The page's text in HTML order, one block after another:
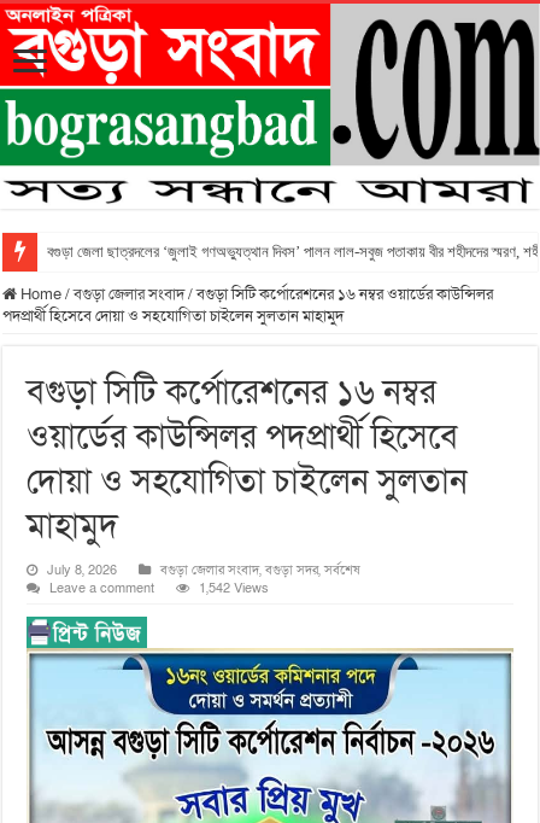
বগুড়া জেলা ছাত্রদলের ‘জুলাই গণঅভ্যুত্থান দিবস’ পালন লাল-সবুজ পতাকায় বীর শহীদদের স্মরণ, শহীদ
Home/বগুড়া জেলার সংবাদ/বগুড়া সিটি কর্পোরেশনের ১৬ নম্বর ওয়ার্ডের কাউন্সিলর
পদপ্রার্থী হিসেবে দোয়া ও সহযোগিতা চাইলেন সুলতান মাহামুদ
বগুড়া সিটি কর্পোরেশনের ১৬ নম্বর
ওয়ার্ডের কাউন্সিলর পদপ্রার্থী হিসেবে
দোয়া ও সহযোগিতা চাইলেন সুলতান
মাহামুদ
July 8, 2026 বগুড়া জেলার সংবাদ,বগুড়া সদর,সর্বশেষ
Leave a comment
1,542 Views